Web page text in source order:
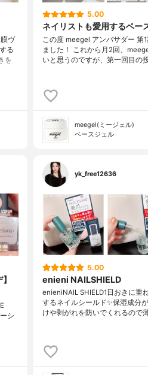
ヴ
る
を
5.00
ネイリストも愛用するベー
この度 meegel アンバサダー 第
ました！ これから月2回、
いと思うのですが、第一回目の
meegel(ミージェル)
ベースジェル
シ
yk_free12636
5.00
enieni NAILSHIELD
enieniNAIL SHIELD⁡1日おきに重
するネイルシールド✨⁡保湿成分
けや剥がれを防いでくれるので